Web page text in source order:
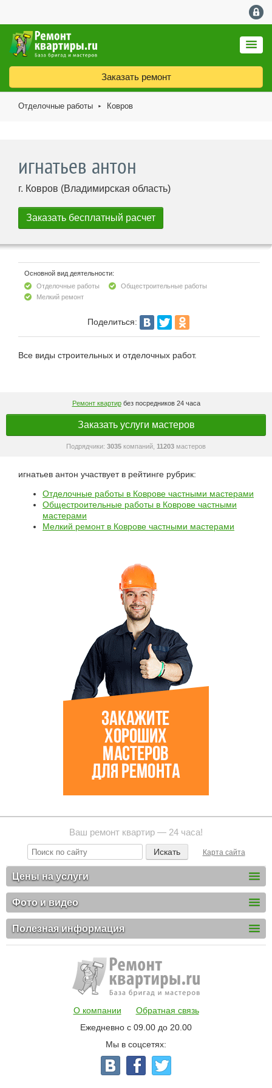
Заказать ремонт
Отделочные работы ► Ковров
игнатьев антон
г. Ковров (Владимирская область)
Основной вид деятельности:
Отделочные работы
Общестроительные работы
Мелкий ремонт
Поделиться:
Все виды строительных и отделочных работ.
Ремонт квартирбез посредников 24 часа
Заказать услуги мастеров
Подрядчики: 3035 компаний, 11203 мастеров
игнатьев антон участвует в рейтинге рубрик:
Отделочные работы в Коврове частными мастерами
Общестроительные работы в Коврове частными
мастерами
Мелкий ремонт в Коврове частными мастерами
Ваш ремонт квартир — 24 часа!
Карта сайта
Цены на услуги
Фото и видео
Полезная информация
О компании
Обратная связь
Ежедневно с 09.00 до 20.00
Мы в соцсетях: